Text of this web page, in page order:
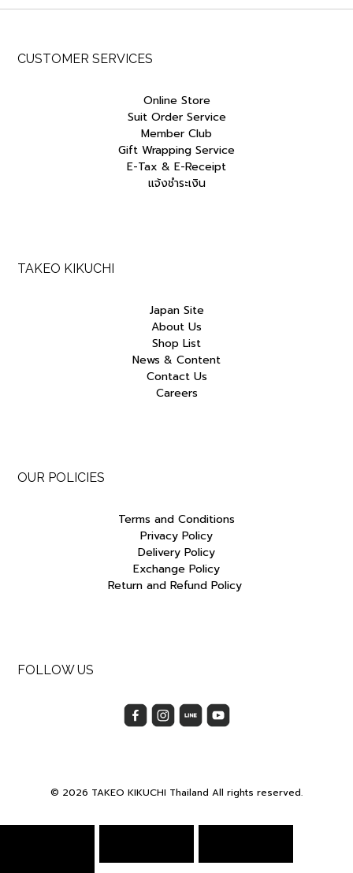
CUSTOMER SERVICES
Online Store
Suit Order Service
Member Club
Gift Wrapping Service
E-Tax & E-Receipt
แจ้งชำระเงิน
TAKEO KIKUCHI
Japan Site
About Us
Shop List
News & Content
Contact Us
Careers
OUR POLICIES
Terms and Conditions
Privacy Policy
Delivery Policy
Exchange Policy
Return and Refund Policy
FOLLOW US
© 2026 TAKEO KIKUCHI Thailand All rights reserved.